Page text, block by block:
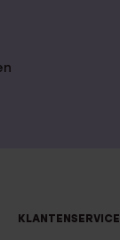
KLANTENSERVICE